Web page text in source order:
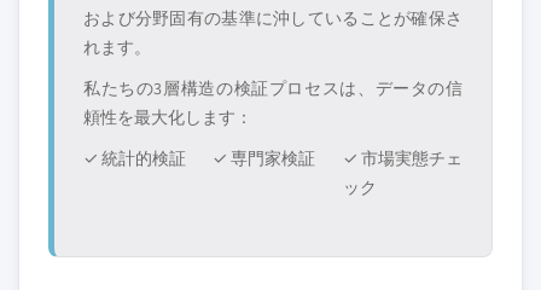
および分野固有の基準に沖していることが確保さ
れます。
私たちの3層構造の検証プロセスは、データの信
頼性を最大化します：
✓ 統計的検証
✓ 専門家検証
✓ 市場実態チェ
ック